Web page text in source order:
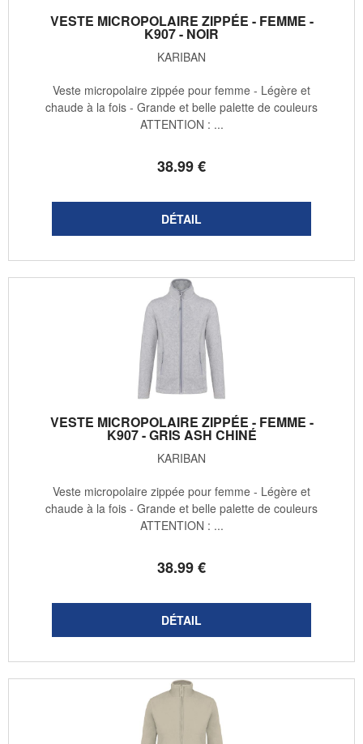
VESTE MICROPOLAIRE ZIPPÉE - FEMME -
K907 - NOIR
KARIBAN
38.99€
Veste micropolaire zippée pour femme - Légère et
chaude à la fois - Grande et belle palette de couleurs
ATTENTION : ...
VESTE MICROPOLAIRE ZIPPÉE - FEMME -
K907 - GRIS ASH CHINÉ
KARIBAN
38.99€
Veste micropolaire zippée pour femme - Légère et
chaude à la fois - Grande et belle palette de couleurs
ATTENTION : ...